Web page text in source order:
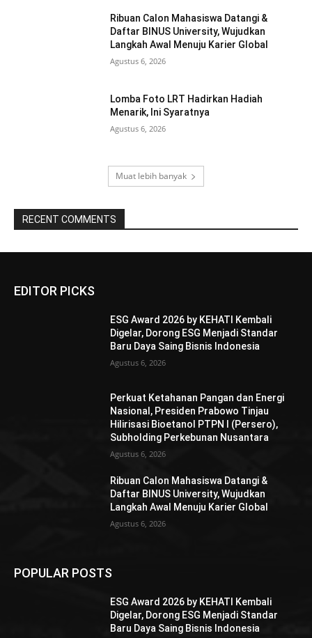
Ribuan Calon Mahasiswa Datangi &
Daftar BINUS University, Wujudkan
Langkah Awal Menuju Karier Global
Agustus 6, 2026
Lomba Foto LRT Hadirkan Hadiah
Menarik, Ini Syaratnya
Agustus 6, 2026
Muat lebih banyak
RECENT COMMENTS
EDITOR PICKS
ESG Award 2026 by KEHATI Kembali
Digelar, Dorong ESG Menjadi Standar
Baru Daya Saing Bisnis Indonesia
Agustus 6, 2026
Perkuat Ketahanan Pangan dan Energi
Nasional, Presiden Prabowo Tinjau
Hilirisasi Bioetanol PTPN I (Persero),
Subholding Perkebunan Nusantara
Agustus 6, 2026
Ribuan Calon Mahasiswa Datangi &
Daftar BINUS University, Wujudkan
Langkah Awal Menuju Karier Global
Agustus 6, 2026
POPULAR POSTS
ESG Award 2026 by KEHATI Kembali
Digelar, Dorong ESG Menjadi Standar
Baru Daya Saing Bisnis Indonesia